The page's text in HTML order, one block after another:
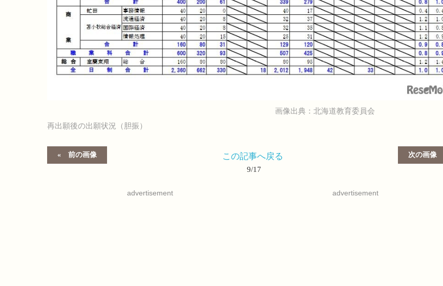
画像出典：北海道教育委員会
再出願後の出願状況（胆振）
前の画像 次の画像
この記事へ戻る
9/17
advertisement advertisement